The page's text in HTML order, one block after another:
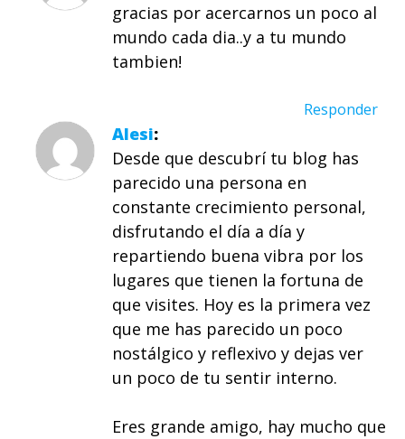
gracias por acercarnos un poco al
mundo cada dia..y a tu mundo
tambien!
Responder
Alesi
Desde que descubrí tu blog has
parecido una persona en
constante crecimiento personal,
disfrutando el día a día y
repartiendo buena vibra por los
lugares que tienen la fortuna de
que visites. Hoy es la primera vez
que me has parecido un poco
nostálgico y reflexivo y dejas ver
un poco de tu sentir interno.
Eres grande amigo, hay mucho que